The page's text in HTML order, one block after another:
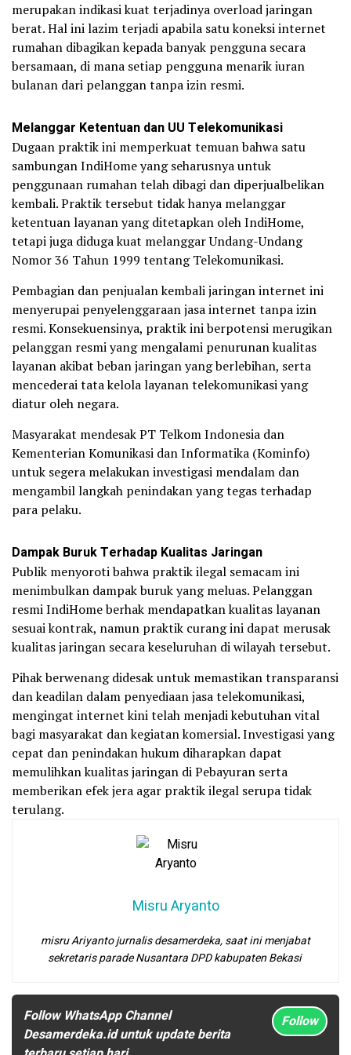
merupakan indikasi kuat terjadinya overload jaringan
berat. Hal ini lazim terjadi apabila satu koneksi internet
rumahan dibagikan kepada banyak pengguna secara
bersamaan, di mana setiap pengguna menarik iuran
bulanan dari pelanggan tanpa izin resmi.
Melanggar Ketentuan dan UU Telekomunikasi
Dugaan praktik ini memperkuat temuan bahwa satu
sambungan IndiHome yang seharusnya untuk
penggunaan rumahan telah dibagi dan diperjualbelikan
kembali. Praktik tersebut tidak hanya melanggar
ketentuan layanan yang ditetapkan oleh IndiHome,
tetapi juga diduga kuat melanggar Undang-Undang
Nomor 36 Tahun 1999 tentang Telekomunikasi.
Pembagian dan penjualan kembali jaringan internet ini
menyerupai penyelenggaraan jasa internet tanpa izin
resmi. Konsekuensinya, praktik ini berpotensi merugikan
pelanggan resmi yang mengalami penurunan kualitas
layanan akibat beban jaringan yang berlebihan, serta
mencederai tata kelola layanan telekomunikasi yang
diatur oleh negara.
Masyarakat mendesak PT Telkom Indonesia dan
Kementerian Komunikasi dan Informatika (Kominfo)
untuk segera melakukan investigasi mendalam dan
mengambil langkah penindakan yang tegas terhadap
para pelaku.
Dampak Buruk Terhadap Kualitas Jaringan
Publik menyoroti bahwa praktik ilegal semacam ini
menimbulkan dampak buruk yang meluas. Pelanggan
resmi IndiHome berhak mendapatkan kualitas layanan
sesuai kontrak, namun praktik curang ini dapat merusak
kualitas jaringan secara keseluruhan di wilayah tersebut.
Pihak berwenang didesak untuk memastikan transparansi
dan keadilan dalam penyediaan jasa telekomunikasi,
mengingat internet kini telah menjadi kebutuhan vital
bagi masyarakat dan kegiatan komersial. Investigasi yang
cepat dan penindakan hukum diharapkan dapat
memulihkan kualitas jaringan di Pebayuran serta
memberikan efek jera agar praktik ilegal serupa tidak
terulang.
Misru Aryanto
misru Ariyanto jurnalis desamerdeka, saat ini menjabat
sekretaris parade Nusantara DPD kabupaten Bekasi
Follow WhatsApp Channel
Desamerdeka.id untuk update berita
Follow